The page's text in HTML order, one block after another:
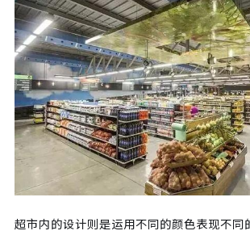
超市内的设计则是运用不同的颜色表现不同